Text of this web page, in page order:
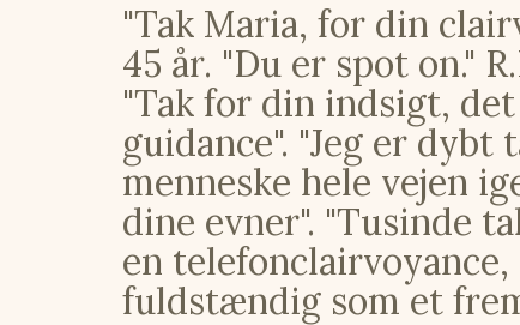
"Tak Maria, for din
45 år. "Du er spot on."
"Tak for din indsigt,
guidance". "Jeg er
menneske hele vejen
dine evner". "Tusinde
en
fuldstændig som et